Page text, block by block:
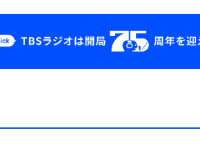
YouTube